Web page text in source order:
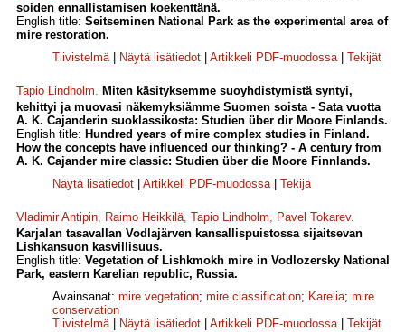
soiden ennallistamisen koekenttänä.
English title: Seitseminen National Park as the experimental area of
mire restoration.
Tiivistelmä| Näytä lisätiedot Artikkeli PDF-muodossa| Tekijät
Tapio Lindholm. Miten käsityksemme suoyhdistymistä syntyi,
kehittyi ja muovasi näkemyksiämme Suomen soista - Sata vuotta
A. K. Cajanderin suoklassikosta: Studien über dir Moore Finlands.
English title: Hundred years of mire complex studies in Finland.
How the concepts have influenced our thinking? - A century from
A. K. Cajander mire classic: Studien über die Moore Finnlands.
Näytä lisätiedot
Artikkeli PDF-muodossa| Tekijä
Vladimir Antipin, Raimo Heikkilä, Tapio Lindholm, Pavel Tokarev.
Karjalan tasavallan Vodlajärven kansallispuistossa sijaitsevan
Lishkansuon kasvillisuus.
English title: Vegetation of Lishkmokh mire in Vodlozersky National
Park, eastern Karelian republic, Russia.
Avainsanat: mire vegetation; mire classification; Karelia; mire
conservation
Tiivistelmä| Näytä lisätiedot Artikkeli PDF-muodossa| Tekijät